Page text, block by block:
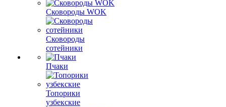
Сковороды WOK
Сковороды
сотейники
Пчаки
Топорики
узбекские